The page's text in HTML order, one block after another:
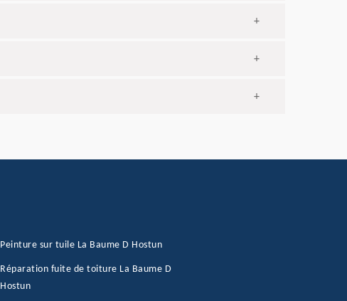
+
+
+
Peinture sur tuile La Baume D Hostun
Réparation fuite de toiture La Baume D
Hostun